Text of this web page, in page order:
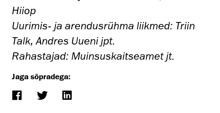
Hiiop
Uurimis- ja arendusrühma liikmed: Triin
Talk, Andres Uueni jpt.
Rahastajad: Muinsuskaitseamet jt.
Jaga sõpradega: